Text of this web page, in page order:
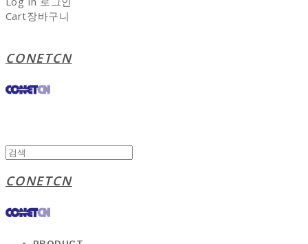
Cart장바구니
CONETCN
CONETCN